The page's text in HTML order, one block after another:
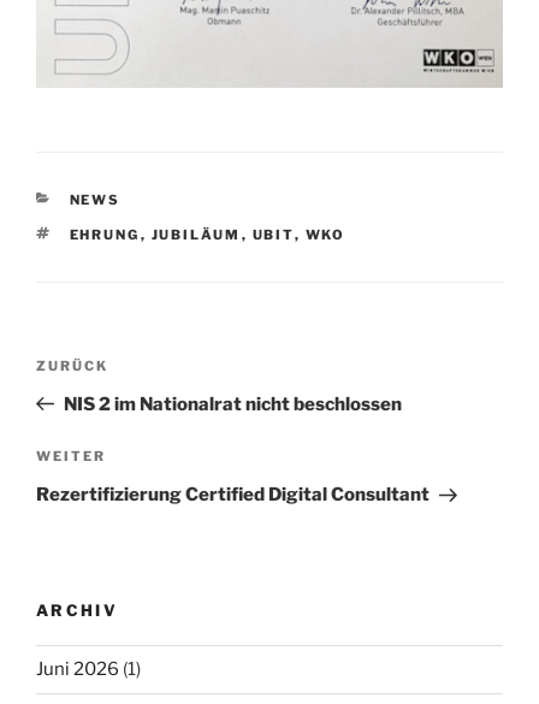
KATEGORIEN
NEWS
SCHLAGWÖRTER
EHRUNG , JUBILÄUM , UBIT, WKO
Beitragsnavigation
Vorheriger
Beitrag
ZURÜCK
NIS 2 im Nationalrat nicht beschlossen
Nächster
Beitrag
WEITER
Rezertifizierung Certified Digital Consultant
ARCHIV
Juni 2026 (1)